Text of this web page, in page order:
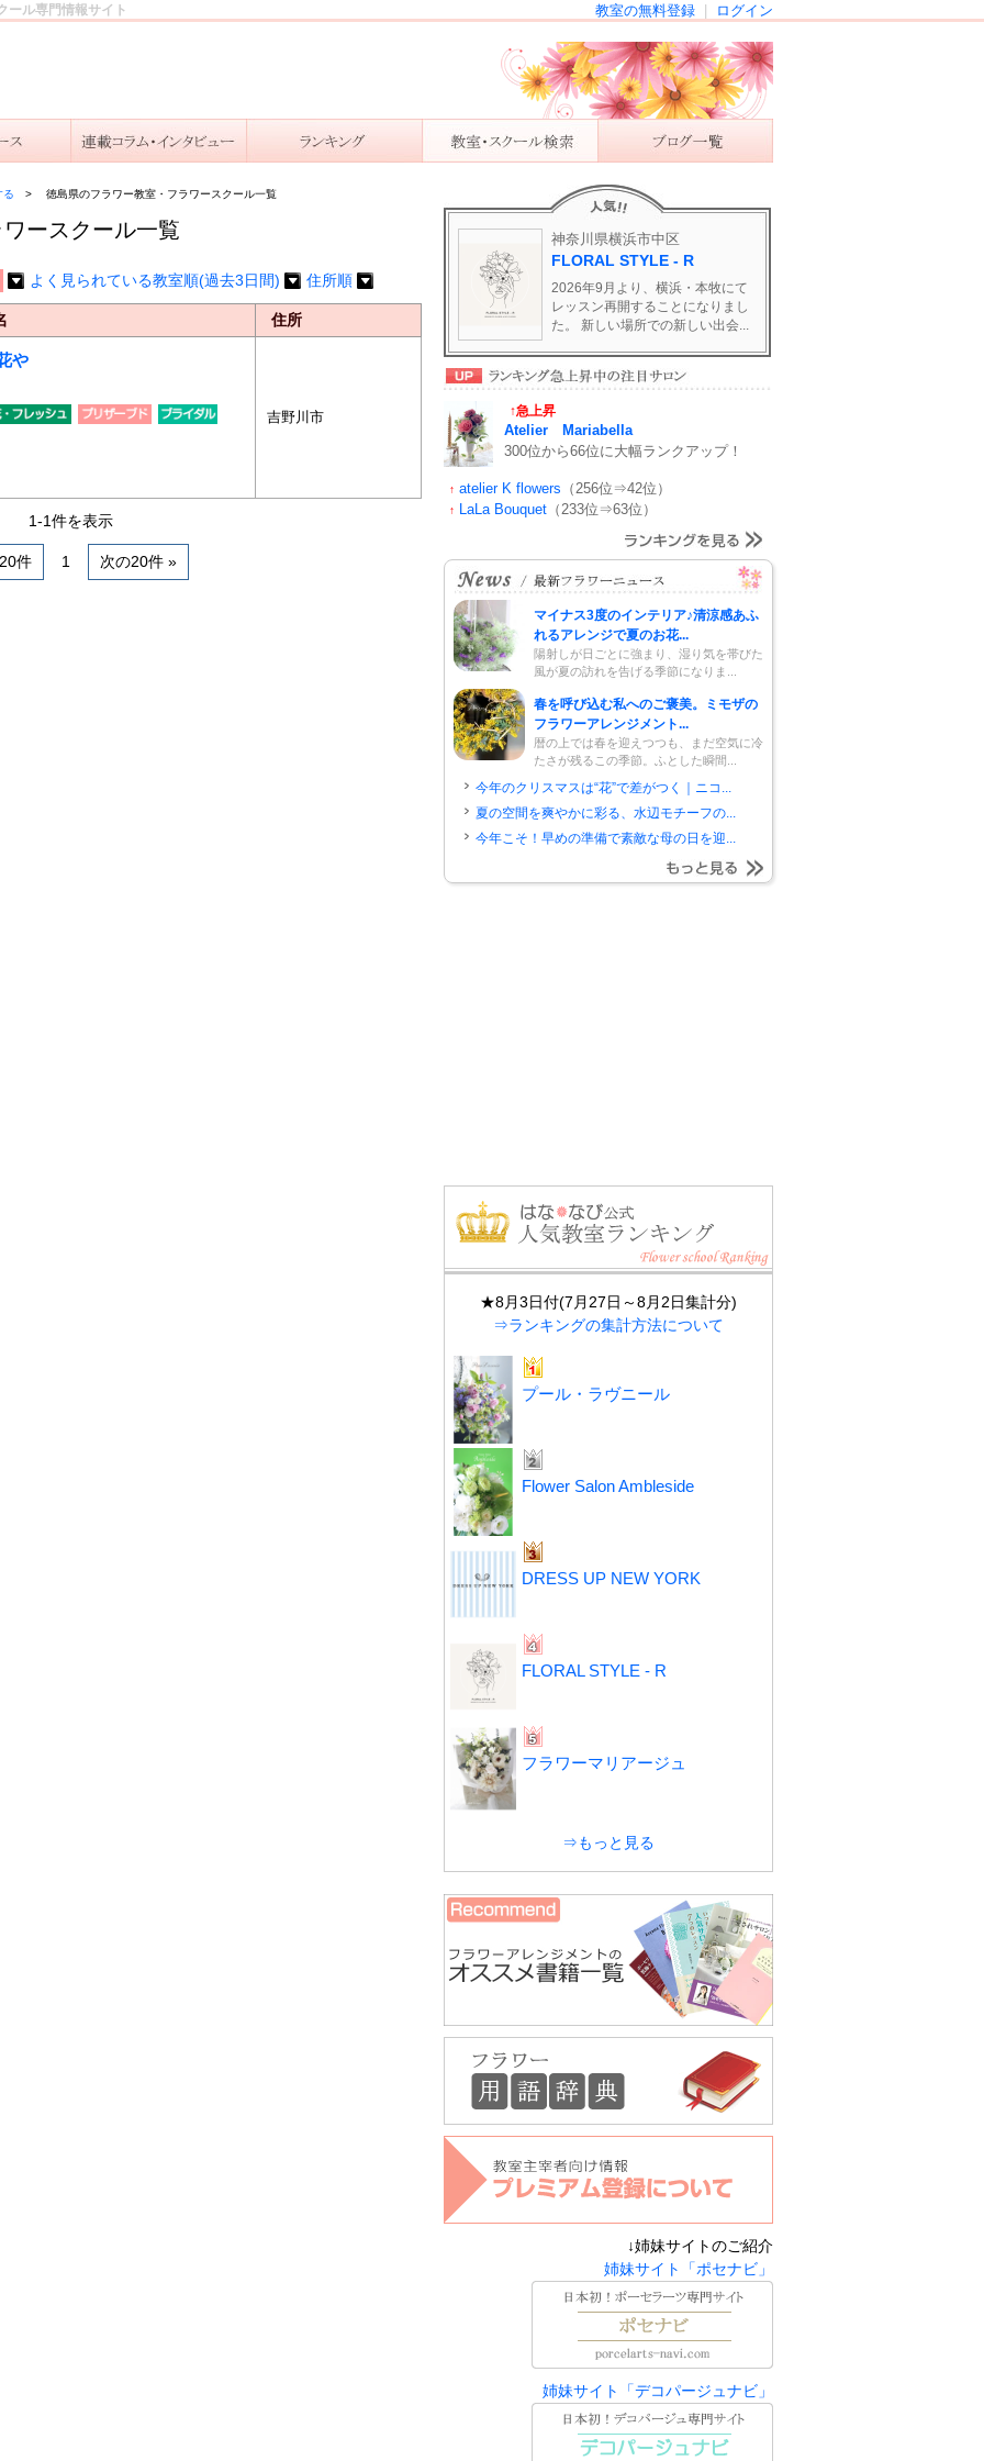
ル専門情報サイト ログイン
教室の無料登録
る 徳島県のフラワー教室・フラワースクール一覧
ースクール一覧
よく見られている教室順(過去3日間) 住所順
住所
や
吉野川市
1-1件を表示
件 1 次の20件 »
神奈川県横浜市中区
FLORAL STYLE - R
2026年9月より、横浜・本牧にて
レッスン再開することになりまし
た。 新しい場所での新しい出会...
↑急上昇
Atelier Mariabella
300位から66位に大幅ランクアップ！
↑ atelier K flowers （256位⇒42位）
↑ LaLa Bouquet （233位⇒63位）
マイナス3度のインテリア♪清涼感あふ
れるアレンジで夏のお花...
陽射しが日ごとに強まり、湿り気を帯びた
風が夏の訪れを告げる季節になりま...
春を呼び込む私へのご褒美。ミモザの
フラワーアレンジメント...
暦の上では春を迎えつつも、まだ空気に冷
たさが残るこの季節。ふとした瞬間...
今年のクリスマスは“花”で差がつく｜ニコ...
夏の空間を爽やかに彩る、水辺モチーフの...
今年こそ！早めの準備で素敵な母の日を迎...
★8月3日付(7月27日～8月2日集計分)
⇒ランキングの集計方法について
プール・ラヴニール
Flower Salon Ambleside
DRESS UP NEW YORK
FLORAL STYLE - R
フラワーマリアージュ
⇒もっと見る
↓姉妹サイトのご紹介
姉妹サイト「ポセナビ」
姉妹サイト「デコパージュナビ」